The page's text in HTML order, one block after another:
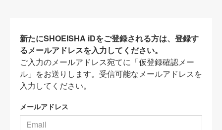
新たにSHOEISHA iDをご登録される方は、登録す
るメールアドレスを入力してください。
ご入力のメールアドレス宛てに「仮登録確認メー
ル」をお送りします。受信可能なメールアドレスを
入力してください。
メールアドレス